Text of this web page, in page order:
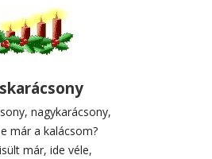
nagykarácsony,
már a kalácsom?
már, ide véle,